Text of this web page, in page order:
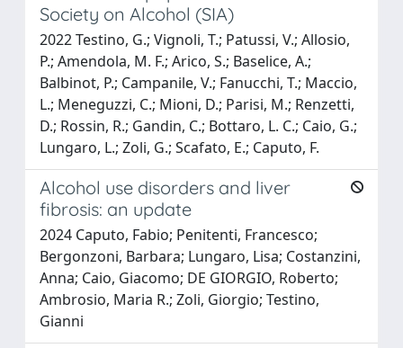
Society on Alcohol (SIA)
2022 Testino, G.; Vignoli, T.; Patussi, V.; Allosio,
P.; Amendola, M. F.; Arico, S.; Baselice, A.;
Balbinot, P.; Campanile, V.; Fanucchi, T.; Maccio,
L.; Meneguzzi, C.; Mioni, D.; Parisi, M.; Renzetti,
D.; Rossin, R.; Gandin, C.; Bottaro, L. C.; Caio, G.;
Lungaro, L.; Zoli, G.; Scafato, E.; Caputo, F.
Alcohol use disorders and liver
fibrosis: an update
2024 Caputo, Fabio; Penitenti, Francesco;
Bergonzoni, Barbara; Lungaro, Lisa; Costanzini,
Anna; Caio, Giacomo; DE GIORGIO, Roberto;
Ambrosio, Maria R.; Zoli, Giorgio; Testino,
Gianni